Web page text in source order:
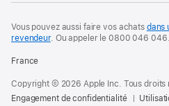
Vous pouvez aussi faire vos achats dans
revendeur. Ouappeler le0800 046 046.
France
Copyright © 2026 Apple Inc. Tous droits
Engagement de confidentialité